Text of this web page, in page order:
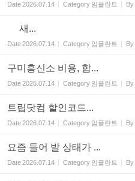
Date2026.07.14 Category 임플란트 By
새...
Date2026.07.14 Category 임플란트 By
​구미흥신소 비용, 합...
Date2026.07.14 Category 임플란트 By
​​​​트립닷컴 할인코드...
Date2026.07.14 Category 임플란트 By
요즘 들어 발 상태가 ...
Date2026.07.14 Category 임플란트 By